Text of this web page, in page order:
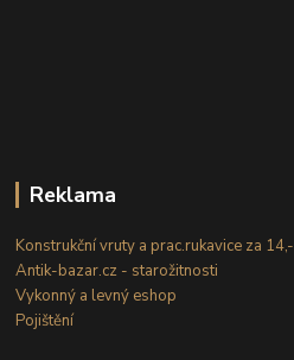
Reklama
Konstrukční vruty a prac.rukavice za 14,-
Antik-bazar.cz - starožitnosti
Vykonný a levný eshop
Pojištění